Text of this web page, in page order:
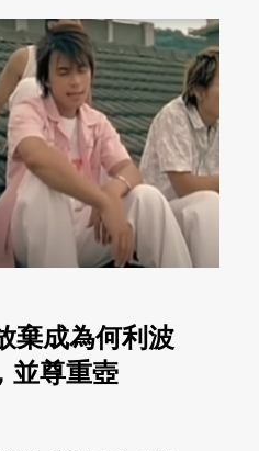
棄成為何利波
並尊重壺